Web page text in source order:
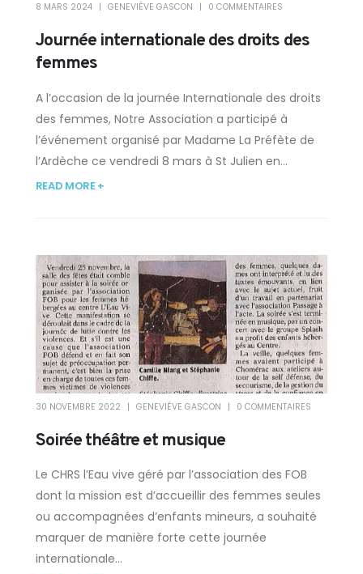
Journée internationale des droits des
femmes
8 MARS 2024 GENEVIÈVE GASCON 0 COMMENTAIRES
A l’occasion de la journée Internationale des droits
des femmes, Notre Association a participé à
l’événement organisé par Madame La Préfète de
l’Ardèche ce vendredi 8 mars à St Julien en...
READ MORE +
Soirée théâtre et musique
30 NOVEMBRE 2022 GENEVIÈVE GASCON 0 COMMENTAIRES
Le CHRS l’Eau vive géré par l’association des FOB
dont la mission est d’accueillir des femmes seules
ou accompagnées d’enfants mineurs, a souhaité
marquer de manière forte cette journée
internationale...